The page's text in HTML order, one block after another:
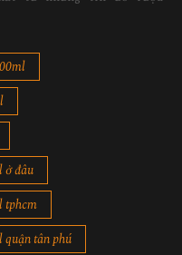
ở đâu
tphcm
quận tân phú